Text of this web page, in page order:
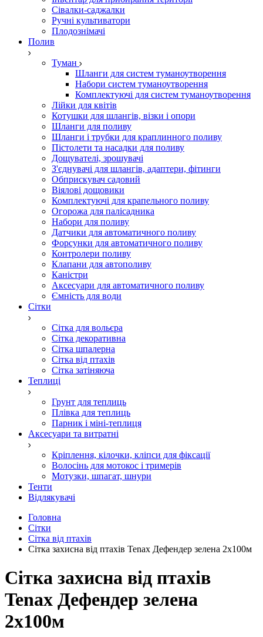
Сівалки-саджалки
Ручні культиватори
Плодознімачі
Полив
Туман
Шланги для систем туманоутворення
Набори систем туманоутворення
Комплектуючі для систем туманоутворення
Лійки для квітів
Котушки для шлангів, візки і опори
Шланги для поливу
Шланги і трубки для краплинного поливу
Пістолети та насадки для поливу
Дощувателі, зрошувачі
З'єднувачі для шлангів, адаптери, фітинги
Обприскувач садовий
Віялові дощовики
Комплектуючі для крапельного поливу
Огорожа для палісадника
Набори для поливу
Датчики для автоматичного поливу
Форсунки для автоматичного поливу
Контролери поливу
Клапани для автополиву
Каністри
Аксесуари для автоматичного поливу
Ємність для води
Сітки
Сітка для вольєра
Сітка декоративна
Сітка шпалерна
Сітка від птахів
Сітка затіняюча
Теплиці
Грунт для теплиць
Плівка для теплиць
Парник і міні-теплиця
Аксесуари та витратні
Кріплення, кілочки, кліпси для фіксації
Волосінь для мотокос і тримерів
Мотузки, шпагат, шнури
Тенти
Відлякувачі
Головна
Сітки
Сітка від птахів
Сітка захисна від птахів Tenax Дефендер зелена 2х100м
Сітка захисна від птахів
Tenax Дефендер зелена
2х100м